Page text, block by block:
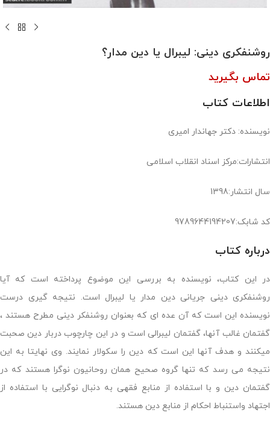
روشنفکری دینی: لیبرال یا دین مدار؟
تماس بگیرید
اطلاعات کتاب
نویسنده: دکتر جهاندار امیری
انتشارات:مرکز اسناد انقلاب اسلامی
سال انتشار:1398
کد شابک:9789644194207
درباره کتاب
در این کتاب، نویسنده به بررسی این موضوع پرداخته است که آیا
روشنفکری دینی جریانی دین مدار یا لیبرال است. نتیجه گیری درست
نویسنده این است که آن عده ای که بعنوان روشنفکر دینی مطرح هستند ،
گفتمان غالب آنها، گفتمان لیبرالی است و در این چارچوب دربار دین صحبت
میکنند و هدف آنها این است که دین را سکولار نمایند. وی نهایتا به این
نتیجه می رسد که تنها گروه صحیح همان روحانیون نوگرا هستند که در
گفتمان دین و با استفاده از منابع فقهی به دنبال نوگرایی با استفاده از
اجتهاد واستنباط احکام از منابع دین هستند.